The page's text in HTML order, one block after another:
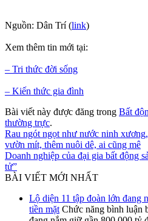
Nguồn: Dân Trí (link)
Xem thêm tin mới tại:
– Tri thức đời sống
– Kiến thức gia đình
Bài viết này được đăng trong Bất
thường trực.
Rau ngót ngọt như nước ninh
vườn mít, thêm nuôi dê, ai cũng mê
Doanh nghiệp của đại gia bất động
tử”
BÀI VIẾT MỚI NHẤT
Lộ diện 11 tập đoàn lớn đang
tiền mặt Chức năng bình luận